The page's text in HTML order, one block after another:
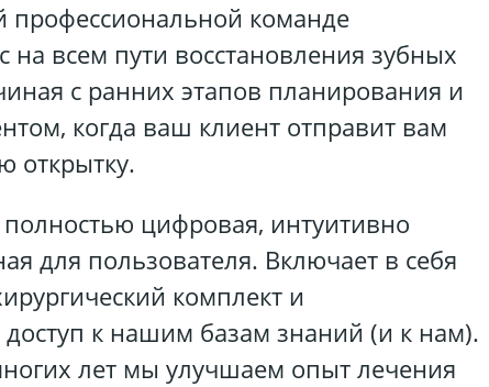
профессиональной команде
на всем пути восстановления зубных
с ранних этапов планирования и
когда ваш клиент отправит вам
открытку.
цифровая, интуитивно
для пользователя. Включает в себя
комплект и
к нашим базам знаний (и к нам).
лет мы улучшаем опыт лечения